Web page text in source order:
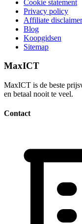
Cookie statement
Privacy policy
Affiliate disclaimer
Blog
Koopgidsen
Sitemap
MaxICT
MaxICT is de beste
en betaal nooit te veel.
Contact